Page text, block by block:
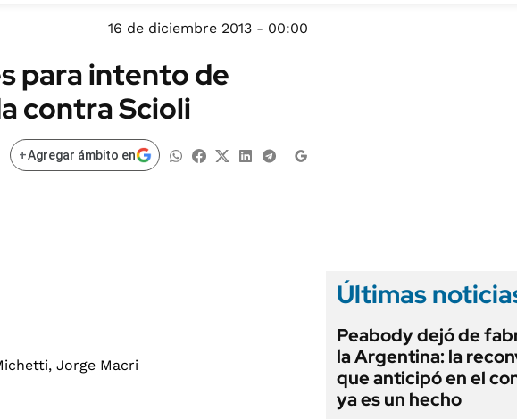
MÉXICO
MUNDO
16 de diciembre 2013 - 00:00
para intento de
contra Scioli
+Agregar ámbito en
Últimas
Peabody dejó de
la Argentina: la
que anticipó en el
ya es un hecho